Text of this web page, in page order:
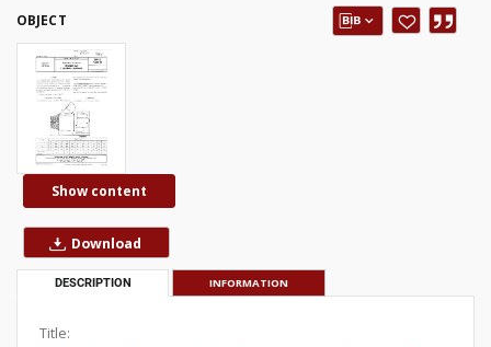
OBJECT
Show content
Download
DESCRIPTION INFORMATION
Title: